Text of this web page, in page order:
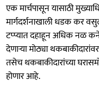
एक मार्चपासून यासाठी
मार्गदर्शनाखाली धडक कर
टप्प्यात दहाहून अधिक नळ
देणाऱ्या मोठ्या
तसेच थकबाकीदारांच्या
होणार आहे.